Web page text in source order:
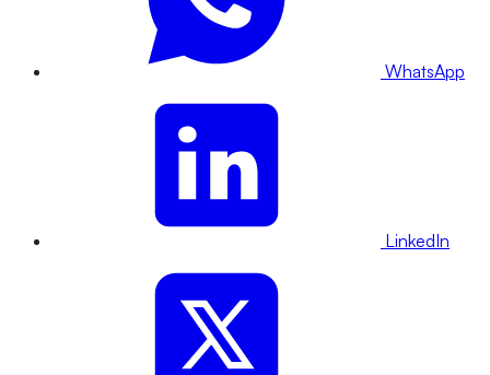
WhatsApp
LinkedIn